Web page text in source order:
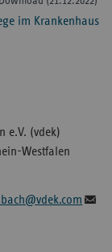
im Krankenhaus
e.V. (vdek)
Westfalen